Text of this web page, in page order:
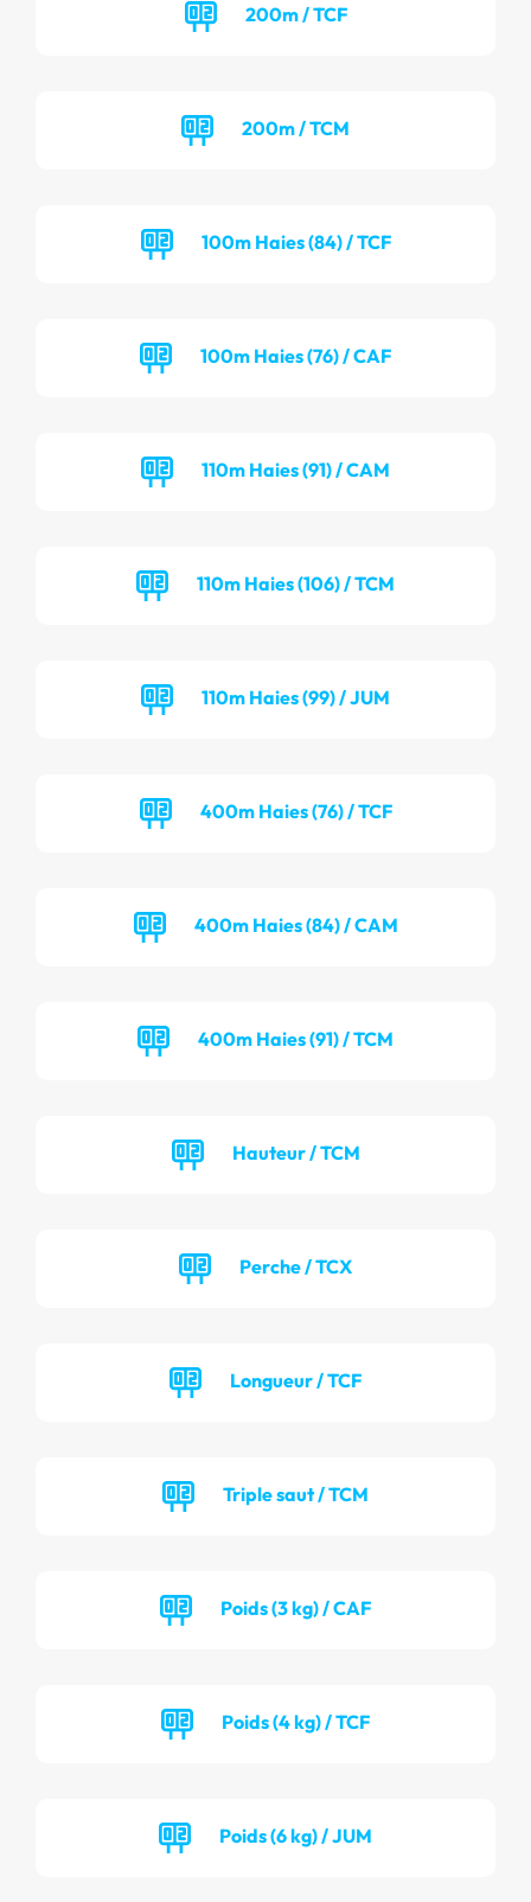
200m / TCF
200m / TCM
100m Haies (84) / TCF
100m Haies (76) / CAF
110m Haies (91) / CAM
110m Haies (106) / TCM
110m Haies (99) / JUM
400m Haies (76) / TCF
400m Haies (84) / CAM
400m Haies (91) / TCM
Hauteur / TCM
Perche / TCX
Longueur / TCF
Triple saut / TCM
Poids (3 kg) / CAF
Poids (4 kg) / TCF
Poids (6 kg) / JUM